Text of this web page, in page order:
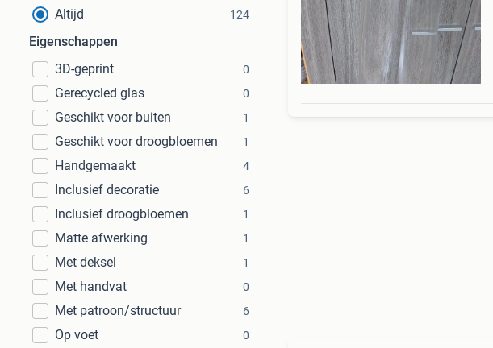
Altijd 124
Eigenschappen
3D-geprint
0
Gerecycled glas 0
Geschikt voor buiten 1
Geschikt voor droogbloemen 1
Handgemaakt 4
Inclusief decoratie 6
Inclusief droogbloemen 1
Matte afwerking 1
Met deksel 1
Met handvat 0
Met patroon/structuur 6
Op voet 0